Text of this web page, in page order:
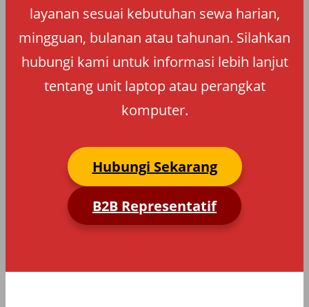
layanan sesuai kebutuhan sewa harian,
mingguan, bulanan atau tahunan. Silahkan
hubungi kami untuk informasi lebih lanjut
tentang unit laptop atau perangkat
komputer.
Hubungi Sekarang
B2B Representatif